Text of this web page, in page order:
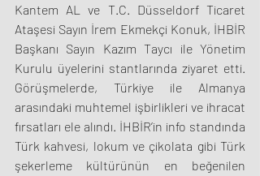
Kantem AL ve T.C. Düsseldorf Ticaret
Ataşesi Sayın İrem Ekmekçi Konuk, İHBİR
Başkanı Sayın Kazım Taycı ile Yönetim
Kurulu üyelerini stantlarında ziyaret etti.
Görüşmelerde, Türkiye ile Almanya
arasındaki muhtemel işbirlikleri ve ihracat
fırsatları ele alındı. İHBİR’in info standında
Türk kahvesi, lokum ve çikolata gibi Türk
şekerleme kültürünün en beğenilen